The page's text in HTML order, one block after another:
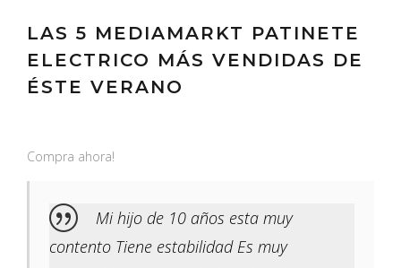
LAS 5 MEDIAMARKT PATINETE
ELECTRICO MÁS VENDIDAS DE
ÉSTE VERANO
Compra ahora!
Mi hijo de 10 años esta muy
contento Tiene estabilidad Es muy